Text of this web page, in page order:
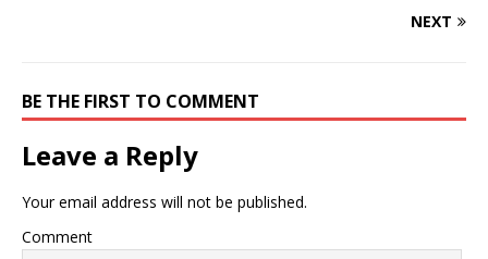
NEXT
BE THE FIRST TO COMMENT
Leave a Reply
Your email address will not be published.
Comment